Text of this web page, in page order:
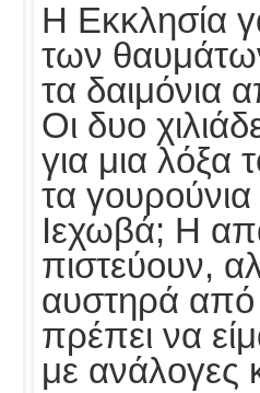
Η Εκκλησία
των
τα δαιμόνια
Οι δυο
για μια λόξα
τα γουρούνια
Ιεχωβά; Η
πιστεύουν,
αυστηρά από
πρέπει να
με ανάλογες